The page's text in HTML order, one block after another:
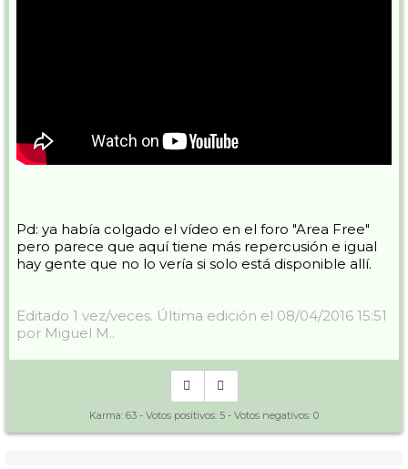
Pd: ya había colgado el vídeo en el foro "Area Free"
pero parece que aquí tiene más repercusión e igual
hay gente que no lo vería si solo está disponible allí.
Editado 1 vez/veces. Última edición el 08/04/2016 15:51
por Miguel M..
Karma: 63 - Votos positivos: 5 - Votos negativos: 0